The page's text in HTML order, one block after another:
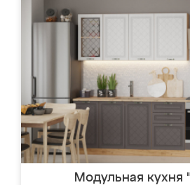
Модульная кухня